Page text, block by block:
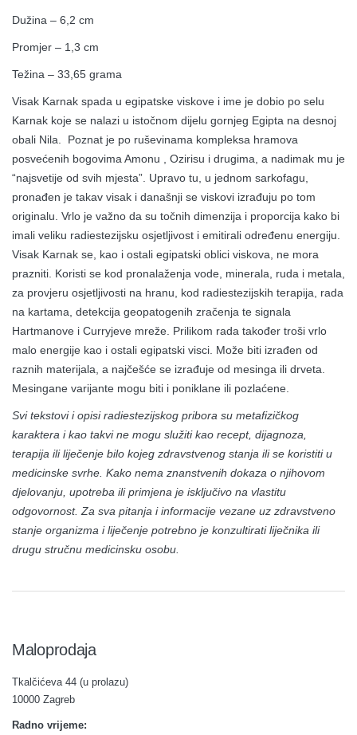
Dužina – 6,2 cm
Promjer – 1,3 cm
Težina – 33,65 grama
Visak Karnak spada u egipatske viskove i ime je dobio po selu
Karnak koje se nalazi u istočnom dijelu gornjeg Egipta na desnoj
obali Nila. Poznat je po ruševinama kompleksa hramova
posvećenih bogovima Amonu , Ozirisu i drugima, a nadimak mu je
“najsvetije od svih mjesta”. Upravo tu, u jednom sarkofagu,
pronađen je takav visak i današnji se viskovi izrađuju po tom
originalu. Vrlo je važno da su točnih dimenzija i proporcija kako bi
imali veliku radiestezijsku osjetljivost i emitirali određenu energiju.
Visak Karnak se, kao i ostali egipatski oblici viskova, ne mora
prazniti. Koristi se kod pronalaženja vode, minerala, ruda i metala,
za provjeru osjetljivosti na hranu, kod radiestezijskih terapija, rada
na kartama, detekcija geopatogenih zračenja te signala
Hartmanove i Curryjeve mreže. Prilikom rada također troši vrlo
malo energije kao i ostali egipatski visci. Može biti izrađen od
raznih materijala, a najčešće se izrađuje od mesinga ili drveta.
Mesingane varijante mogu biti i poniklane ili pozlaćene.
Svi tekstovi i opisi radiestezijskog pribora su metafizičkog
karaktera i kao takvi ne mogu služiti kao recept, dijagnoza,
terapija ili liječenje bilo kojeg zdravstvenog stanja ili se koristiti u
medicinske svrhe. Kako nema znanstvenih dokaza o njihovom
djelovanju, upotreba ili primjena je isključivo na vlastitu
odgovornost. Za sva pitanja i informacije vezane uz zdravstveno
stanje organizma i liječenje potrebno je konzultirati liječnika ili
drugu stručnu medicinsku osobu.
Maloprodaja
Tkalčićeva 44 (u prolazu)
10000 Zagreb
Radno vrijeme: